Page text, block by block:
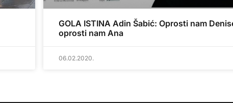
GOLA ISTINA Adin Šabić: Oprosti nam
oprosti nam Ana
06.02.2020.